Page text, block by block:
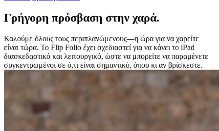
Γρήγορη πρόσβαση στην χαρά.
Καλούμε όλους τους περιπλανώμενους—η ώρα για να χαρείτε
είναι τώρα. Το Flip Folio έχει σχεδιαστεί για να κάνει το iPad
διασκεδαστικό και λειτουργικό, ώστε να μπορείτε να παραμένετε
συγκεντρωμένοι σε ό,τι είναι σημαντικό, όπου κι αν βρίσκεστε.